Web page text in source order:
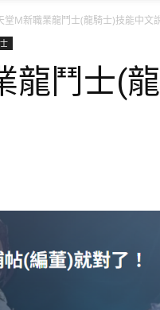
堂M新職業龍鬥士(龍騎士)技能中文
龍鬥士(